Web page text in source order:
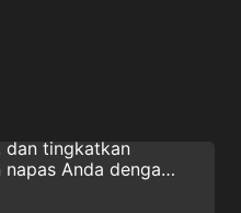
dan tingkatkan
Anda dengan